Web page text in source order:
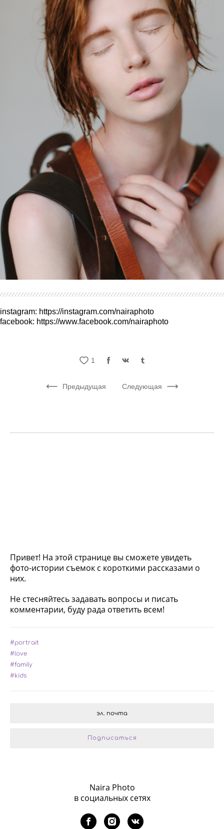
instagram: https://instagram.com/nairaphoto
facebook: https://www.facebook.com/nairaphoto
1
Предыдущая Следующая
Привет! На этой странице вы сможете увидеть
фото-истории съемок с короткими рассказами о
них.
Не стесняйтесь задавать вопросы и писать
комментарии, буду рада ответить всем!
#portrait
#love
#family
#kids
Подписаться
Naira Photo
в социальных сетях